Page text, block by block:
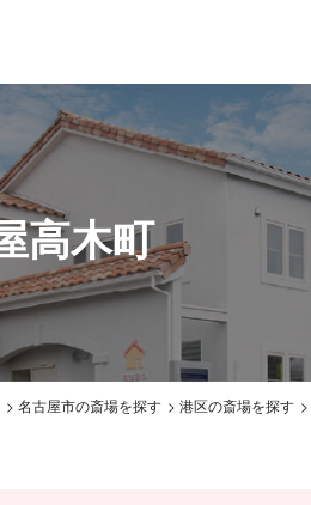
高木町
名古屋市の斎場を探す 港区の斎場を探す